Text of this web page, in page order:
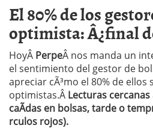
El 80% de los
optimista: Â¿final
HoyÂ PerpeÂ nos manda un
el sentimiento del gestor de
apreciar cÃ³mo el 80% de ellos
optimistas.Â Lecturas
caÃ­das en bolsas, tarde o
rculos rojos).